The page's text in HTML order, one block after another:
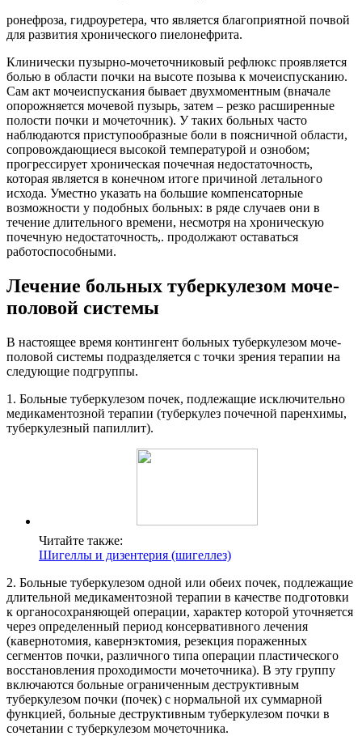
ронефроза, гидроуретера, что является благоприятной почвой
для развития хронического пиелонефрита.
Клинически пузырно-мочеточниковый рефлюкс проявляется
болью в области почки на высоте позыва к мочеиспусканию.
Сам акт мочеиспускания бывает двухмоментным (вначале
опорожняется мочевой пузырь, затем – резко расширенные
полости почки и мочеточник). У таких больных часто
наблюдаются приступообразные боли в поясничной области,
сопровождающиеся высокой температурой и ознобом;
прогрессирует хроническая почечная недостаточность,
которая является в конечном итоге причиной летального
исхода. Уместно указать на большие компенсаторные
возможности у подобных больных: в ряде случаев они в
течение длительного времени, несмотря на хроническую
почечную недостаточность,. продолжают оставаться
работоспособными.
Лечение больных туберкулезом моче-
половой системы
В настоящее время контингент больных туберкулезом моче-
половой системы подразделяется с точки зрения терапии на
следующие подгруппы.
1. Больные туберкулезом почек, подлежащие исключительно
медикаментозной терапии (туберкулез почечной паренхимы,
туберкулезный папиллит).
Читайте также:
Шигеллы и дизентерия (шигеллез)
2. Больные туберкулезом одной или обеих почек, подлежащие
длительной медикаментозной терапии в качестве подготовки
к органосохраняющей операции, характер которой уточняется
через определенный период консервативного лечения
(кавернотомия, кавернэктомия, резекция пораженных
сегментов почки, различного типа операции пластического
восстановления проходимости мочеточника). В эту группу
включаются больные ограниченным деструктивным
туберкулезом почки (почек) с нормальной их суммарной
функцией, больные деструктивным туберкулезом почки в
сочетании с туберкулезом мочеточника.